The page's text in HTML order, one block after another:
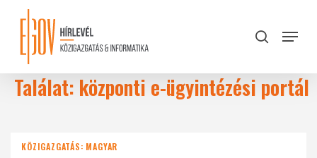
content
search
Menu
Találat: központi e-ügyintézési portál
KÖZIGAZGATÁS: MAGYAR
Close